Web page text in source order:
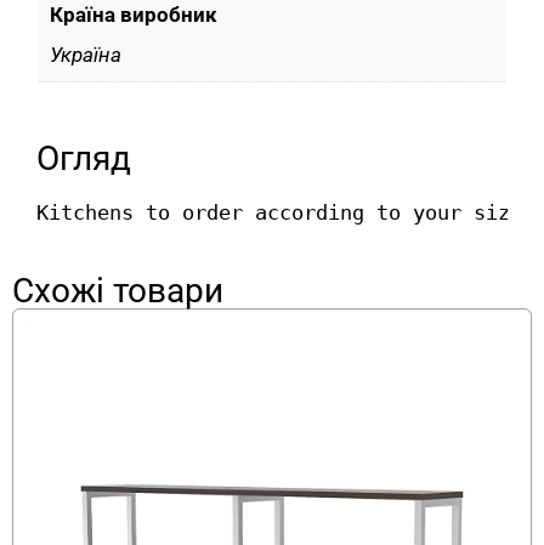
Країна виробник
Україна
Огляд
Kitchens to order according to your size
Схожі товари